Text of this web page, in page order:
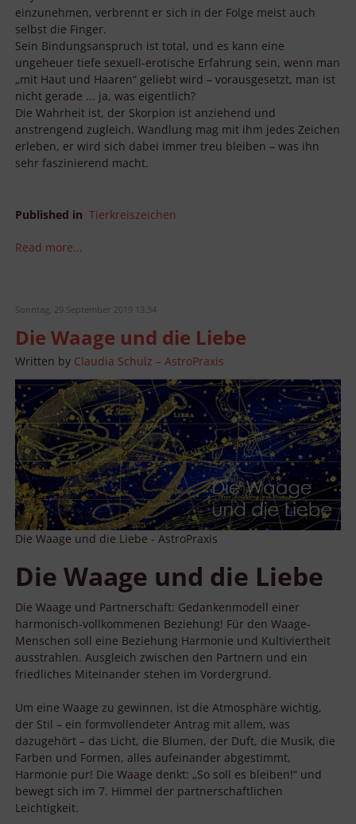
einzunehmen, verbrennt er sich in der Folge meist auch
selbst die Finger.
Sein Bindungsanspruch ist total, und es kann eine
ungeheuer tiefe sexuell-erotische Erfahrung sein, wenn man
„mit Haut und Haaren“ geliebt wird – vorausgesetzt, man ist
nicht gerade ... ja, was eigentlich?
Die Wahrheit ist, der Skorpion ist anziehend und
anstrengend zugleich. Wandlung mag mit ihm jedes Zeichen
erleben, er wird sich dabei immer treu bleiben – was ihn
sehr faszinierend macht.
Published in Tierkreiszeichen
Read more...
Sonntag, 29 September 2019 13:34
Die Waage und die Liebe
Written by Claudia Schulz – AstroPraxis
Die Waage und die Liebe - AstroPraxis
Die Waage und die Liebe
Die Waage und Partnerschaft: Gedankenmodell einer
harmonisch-vollkommenen Beziehung! Für den Waage-
Menschen soll eine Beziehung Harmonie und Kultiviertheit
ausstrahlen. Ausgleich zwischen den Partnern und ein
friedliches Miteinander stehen im Vordergrund.
Um eine Waage zu gewinnen, ist die Atmosphäre wichtig,
der Stil – ein formvollendeter Antrag mit allem, was
dazugehört – das Licht, die Blumen, der Duft, die Musik, die
Farben und Formen, alles aufeinander abgestimmt,
Harmonie pur! Die Waage denkt: „So soll es bleiben!“ und
bewegt sich im 7. Himmel der partnerschaftlichen
Leichtigkeit.